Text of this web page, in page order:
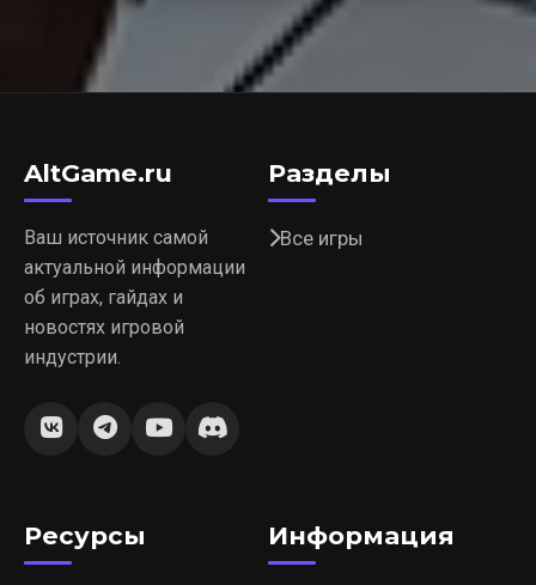
AltGame.ru
Ваш источник самой
актуальной информации
об играх, гайдах и
новостях игровой
индустрии.
Разделы
Все игры
Ресурсы Информация